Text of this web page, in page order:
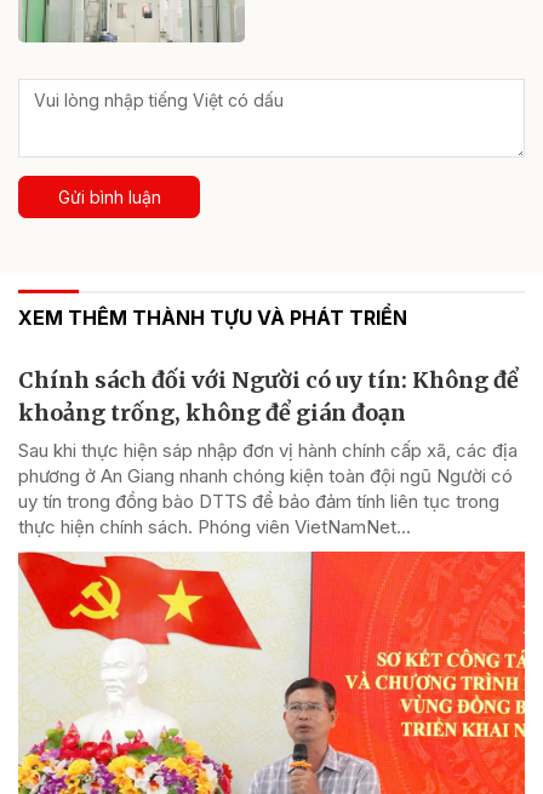
Gửi bình luận
XEM THÊM THÀNH TỰU VÀ PHÁT TRIỂN
Chính sách đối với Người có uy tín: Không để
khoảng trống, không để gián đoạn
Sau khi thực hiện sáp nhập đơn vị hành chính cấp xã, các địa
phương ở An Giang nhanh chóng kiện toàn đội ngũ Người có
uy tín trong đồng bào DTTS để bảo đảm tính liên tục trong
thực hiện chính sách. Phóng viên VietNamNet...